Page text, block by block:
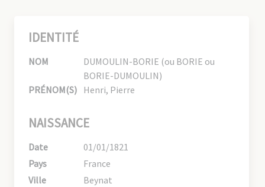
IDENTITÉ
NOM
DUMOULIN-BORIE (ou BORIE ou
BORIE-DUMOULIN)
PRÉNOM(S) Henri, Pierre
NAISSANCE
Date
01/01/1821
Pays
France
Ville
Beynat